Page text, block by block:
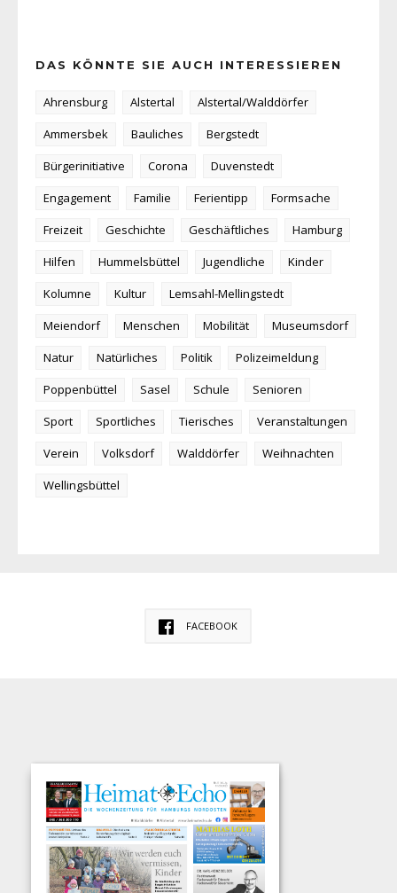
DAS KÖNNTE SIE AUCH INTERESSIEREN
Ahrensburg Alstertal
Alstertal/Walddörfer
Ammersbek
Bauliches
Bergstedt
Bürgerinitiative
Corona
Duvenstedt
Engagement
Familie Ferientipp
Formsache
Freizeit
Geschichte Geschäftliches
Hamburg
Hilfen
Hummelsbüttel Jugendliche
Kinder
Kolumne
Kultur
Lemsahl-Mellingstedt
Meiendorf
Menschen Mobilität
Museumsdorf
Natur
Natürliches Politik
Polizeimeldung
Poppenbüttel
Sasel Schule
Senioren
Sport
Sportliches Tierisches
Veranstaltungen
Verein
Volksdorf Walddörfer
Weihnachten
Wellingsbüttel
FACEBOOK